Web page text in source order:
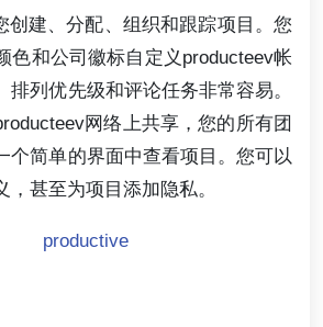
创建、分配、组织和跟踪项目。您
色和公司徽标自定义producteev帐
排列优先级和评论任务非常容易。
网络上共享，您的所有团
个简单的界面中查看项目。您可以
甚至为项目添加隐私。